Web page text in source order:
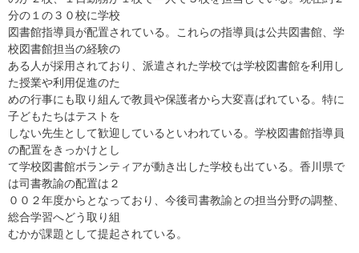
分の１の３０校に学校
図書館指導員が配置されている。これらの指導員は公共図書館、学
校図書館担当の経験の
ある人が採用されており、派遣された学校では学校図書館を利用し
た授業や利用促進のた
めの行事にも取り組んで教員や保護者から大変喜ばれている。特に
子どもたちはテストを
しない先生として歓迎しているといわれている。学校図書館指導員
の配置をきっかけとし
て学校図書館ボランティアが動き出した学校も出ている。香川県で
は司書教諭の配置は２
００２年度からとなっており、今後司書教諭との担当分野の調整、
総合学習へどう取り組
むかが課題として提起されている。